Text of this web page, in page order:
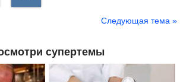
Следующая тема »
супертемы